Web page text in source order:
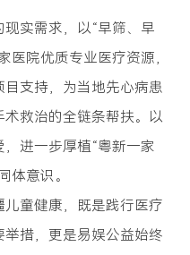
实需求，以“早筛、早
医院优质专业医疗资源，
支持，为当地先心病患
救治的全链条帮扶。以
进一步厚植“粤新一家
体意识。
童健康，既是践行医疗
措，更是易娱公益始终